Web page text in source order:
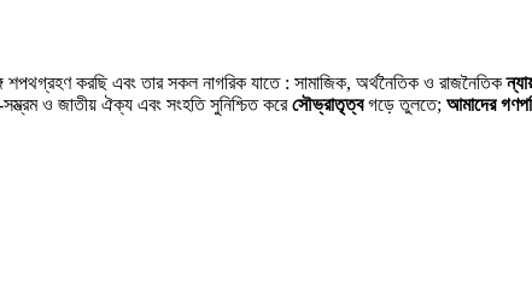
শপথগ্রহণ করছি এবং তার সকল নাগরিক যাতে : সামাজিক, অর্থনৈতিক ও রাজনৈতিক
ও জাতীয় ঐক্য এবং সংহতি সুনিশ্চিত করেসৌভ্রাতৃত্বগড়ে তুলতে; আমাদের